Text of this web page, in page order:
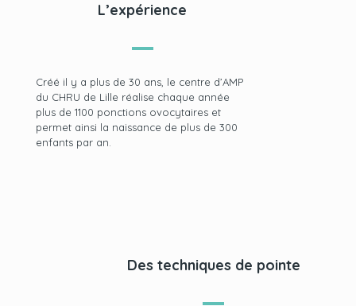
L’expérience
Créé il y a plus de 30 ans, le centre d’AMP
du CHRU de Lille réalise chaque année
plus de 1100 ponctions ovocytaires et
permet ainsi la naissance de plus de 300
enfants par an.
Des techniques de pointe